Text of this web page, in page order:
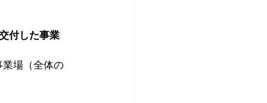
付した事業
場（全体の